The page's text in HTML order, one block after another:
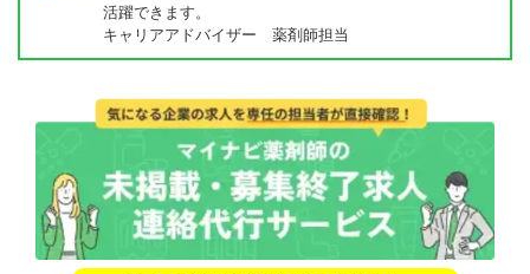
活躍できます。
キャリアアドバイザー 薬剤師担当